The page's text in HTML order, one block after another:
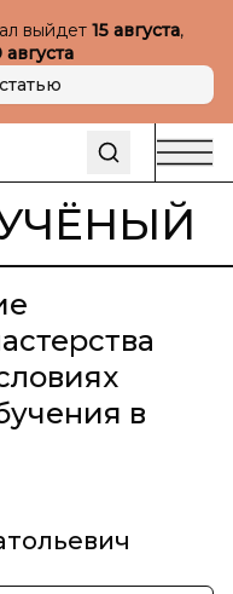
выйдет 15 августа,
августа
в